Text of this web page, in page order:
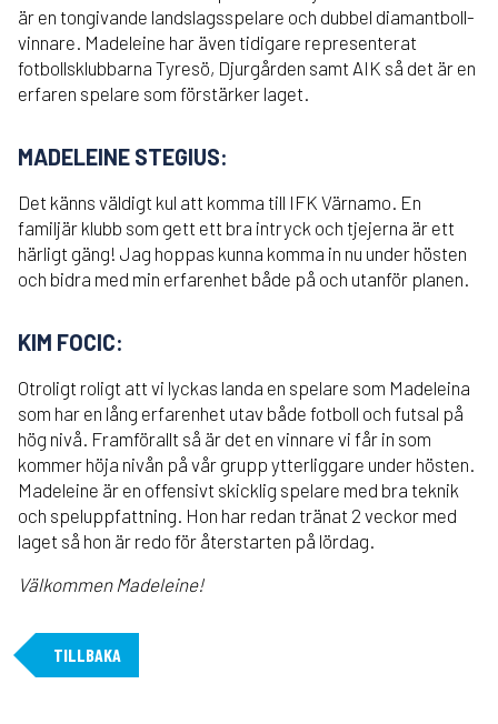
är en tongivande landslagsspelare och dubbel diamantboll-
vinnare. Madeleine har även tidigare representerat
fotbollsklubbarna Tyresö, Djurgården samt AIK så det är en
erfaren spelare som förstärker laget.
MADELEINE STEGIUS:
Det känns väldigt kul att komma till IFK Värnamo. En
familjär klubb som gett ett bra intryck och tjejerna är ett
härligt gäng! Jag hoppas kunna komma in nu under hösten
och bidra med min erfarenhet både på och utanför planen.
KIM FOCIC:
Otroligt roligt att vi lyckas landa en spelare som Madeleina
som har en lång erfarenhet utav både fotboll och futsal på
hög nivå. Framförallt så är det en vinnare vi får in som
kommer höja nivån på vår grupp ytterliggare under hösten.
Madeleine är en offensivt skicklig spelare med bra teknik
och speluppfattning. Hon har redan tränat 2 veckor med
laget så hon är redo för återstarten på lördag.
Välkommen Madeleine!
TILLBAKA